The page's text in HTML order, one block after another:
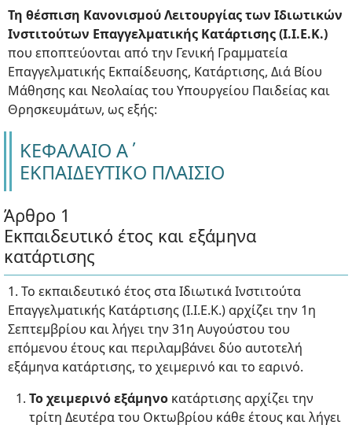
Τη θέσπιση Κανονισμού Λειτουργίας των Ιδιωτικών
Ινστιτούτων Επαγγελματικής Κατάρτισης (Ι.Ι.Ε.Κ.)
που εποπτεύονται από την Γενική Γραμματεία
Επαγγελματικής Εκπαίδευσης, Κατάρτισης, Διά Βίου
Μάθησης και Νεολαίας του Υπουργείου Παιδείας και
Θρησκευμάτων, ως εξής:
ΚΕΦΑΛΑΙΟ Α΄
ΕΚΠΑΙΔΕΥΤΙΚΟ ΠΛΑΙΣΙΟ
Άρθρο 1
Εκπαιδευτικό έτος και εξάμηνα
κατάρτισης
1. Το εκπαιδευτικό έτος στα Ιδιωτικά Ινστιτούτα
Επαγγελματικής Κατάρτισης (Ι.Ι.Ε.Κ.) αρχίζει την 1η
Σεπτεμβρίου και λήγει την 31η Αυγούστου του
επόμενου έτους και περιλαμβάνει δύο αυτοτελή
εξάμηνα κατάρτισης, το χειμερινό και το εαρινό.
Το χειμερινό εξάμηνο κατάρτισης αρχίζει την
τρίτη Δευτέρα του Οκτωβρίου κάθε έτους και λήγει